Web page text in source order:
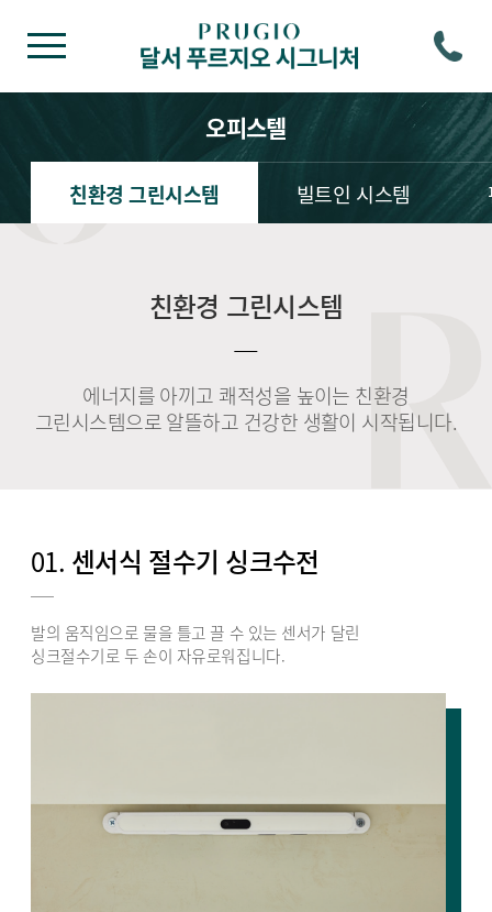
오피스텔
친환경 그린시스템 빌트인 시스템
친환경 그린시스템
에너지를 아끼고 쾌적성을 높이는 친환경
그린시스템으로 알뜰하고 건강한 생활이 시작됩니다.
01. 센서식 절수기 싱크수전
발의 움직임으로 물을 틀고 끌 수 있는 센서가 달린
싱크절수기로 두 손이 자유로워집니다.